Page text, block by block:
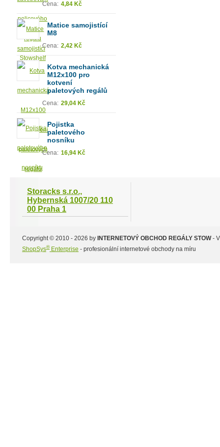
Cena: 4,84 Kč
Matice samojistící
M8
Cena: 2,42 Kč
Kotva mechanická
M12x100 pro
kotvení
paletových regálů
Cena: 29,04 Kč
Pojistka
paletového
nosníku
Cena: 16,94 Kč
Storacks s.r.o.,
Hybernská 1007/20 110
00 Praha 1
Copyright © 2010 - 2026 by INTERNETOVÝ OBCHOD REGÁLY STOW-
ShopSys®Enterprise - profesionální internetové obchody na míru